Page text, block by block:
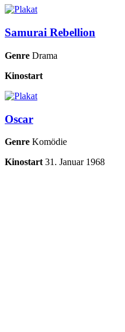
Samurai Rebellion
Genre Drama
Kinostart
Oscar
Genre Komödie
Kinostart 31. Januar 1968